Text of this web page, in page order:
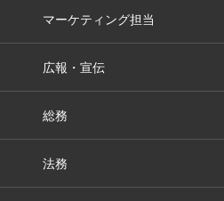
マーケティング担当
広報・宣伝
総務
法務